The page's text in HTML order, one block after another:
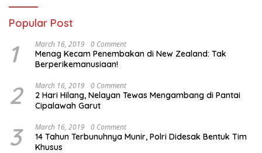
Popular Post
1 March 16, 2019 0 Comment
Menag Kecam Penembakan di New Zealand: Tak
Berperikemanusiaan!
2 March 16, 2019 0 Comment
2 Hari Hilang, Nelayan Tewas Mengambang di Pantai
Cipalawah Garut
3 March 16, 2019 0 Comment
14 Tahun Terbunuhnya Munir, Polri Didesak Bentuk Tim
Khusus